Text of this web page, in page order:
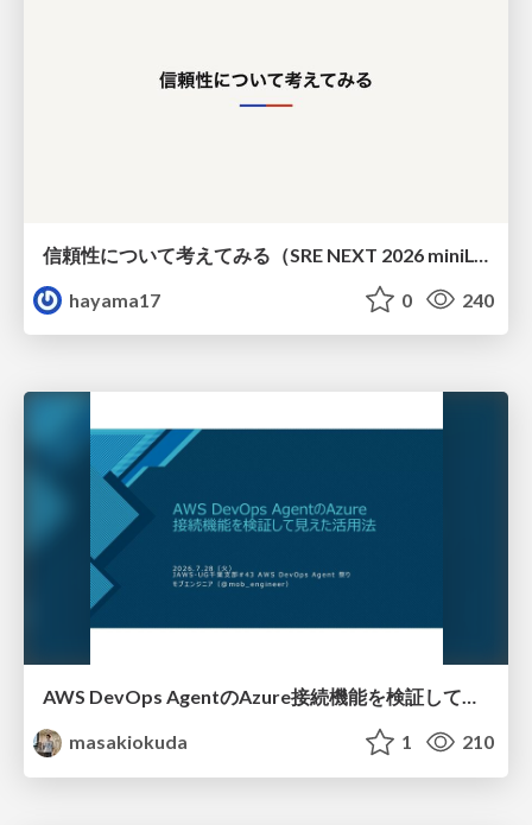
hayama17
0 240
AWS DevOps AgentのAzure接続機能を検証して見えた活用法／Use Cases Verified for the AWS DevOps Agent's Azure Connectivity Feature
masakiokuda
1 210